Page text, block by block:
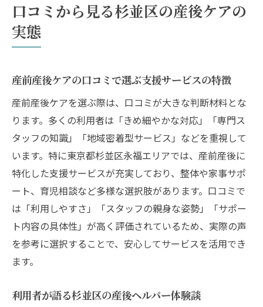
口コミから見る杉並区の産後ケアの
実態
産前産後ケアの口コミで選ぶ支援サービスの特徴
産前産後ケアを選ぶ際は、口コミが大きな判断材料とな
ります。多くの利用者は「きめ細やかな対応」「専門ス
タッフの知識」「地域密着型サービス」などを重視して
います。特に東京都杉並区永福エリアでは、産前産後に
特化した支援サービスが充実しており、整体や家事サポ
ート、育児相談など多様な選択肢があります。口コミで
は「利用しやすさ」「スタッフの親身な姿勢」「サポー
ト内容の具体性」が高く評価されているため、実際の声
を参考に選択することで、安心してサービスを活用でき
ます。
利用者が語る杉並区の産後ヘルパー体験談